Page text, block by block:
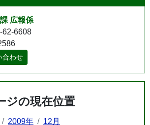
広報係
62-6608
合わせ
ジの現在位置
2009年 12月